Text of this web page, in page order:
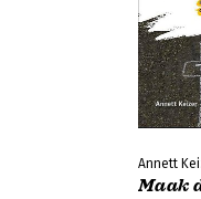
Annett
Maak